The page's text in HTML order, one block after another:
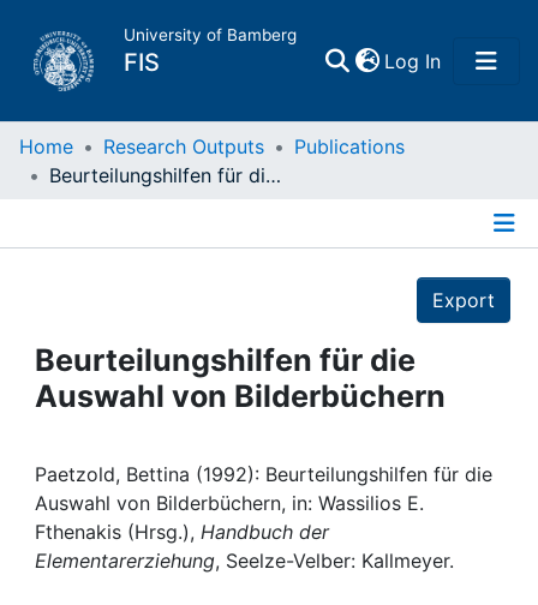
University of Bamberg
FIS Log In(current)
Home
Projects
People
Institutions
Awards
Home Research Outputs
Publications
Beurteilungshilfen für die Auswahl von Bilderbüchern
Export
Beurteilungshilfen für die
Auswahl von Bilderbüchern
Paetzold, Bettina (1992): Beurteilungshilfen für die
Auswahl von Bilderbüchern, in: Wassilios E.
Fthenakis (Hrsg.), Handbuch der
Elementarerziehung, Seelze-Velber: Kallmeyer.